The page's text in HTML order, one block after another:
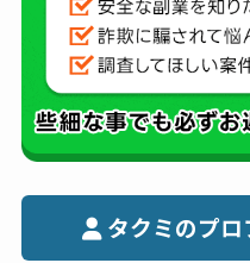
タクミのプ